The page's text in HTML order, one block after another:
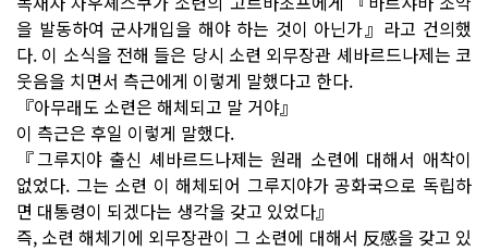
을 발동하여 군사개입을 해야 하는 것이 아닌가』라고 건의했
다. 이 소식을 전해 들은 당시 소련 외무장관 셰바르드나제는 코
웃음을 치면서 측근에게 이렇게 말했다고 한다.
『아무래도 소련은 해체되고 말 거야』
이 측근은 후일 이렇게 말했다.
『그루지야 출신 셰바르드나제는 원래 소련에 대해서 애착이
없었다. 그는 소련 이 해체되어 그루지야가 공화국으로 독립하
면 대통령이 되겠다는 생각을 갖고 있었다』
즉, 소련 해체기에 외무장관이 그 소련에 대해서 反感을 갖고 있